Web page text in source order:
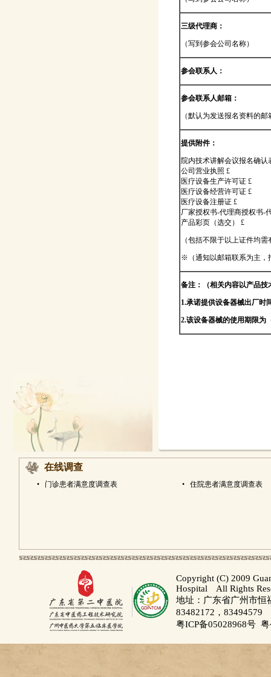
三级代理商：
（写到参会公司名称）
参会联系人：
参会联系人邮箱：
（默认为发送报名资料的
提供附件：
院内技术讲解会议报名确认
公司营业执照 £
医疗设备生产许可证 £
医疗设备经营许可证 £
医疗设备注册证 £
厂家授权书-代理商授权书-
产品彩页（选交） £
（包括不限于以上证件均
※（通知以邮箱联系为主
备注：（相关内容以产品
1.承诺提供设备器械出厂时
2.该设备器械的使用期限
在线调查
• 门诊患者满意度调查表 • 住院患者满意度调查表
Copyright (C) 2009
Hospital All Rights
地址：广东省广州市
83482172，83494579
粤ICP备05028968号